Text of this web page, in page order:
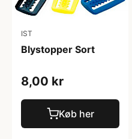
IST
Blystopper Sort
8,00 kr
Køb her